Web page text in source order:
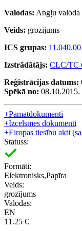
Valodas: Angļu valoda
Veids: grozījums
ICS grupas:
Izstrādātājs: CLC/TC
Reģistrācijas datums:
Spēkā no: 08.10.2015.
+Pamatdokumenti
+Izcelsmes dokumenti
+Eiropas tiesību akti
Statuss:
Formāti:
Elektronisks,Papīra
Veids:
grozījums
Valodas:
EN
11.25 €